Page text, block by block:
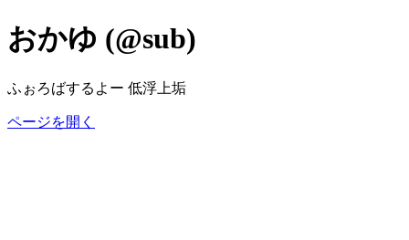
おかゆ (@sub)
ふぉろばするよー 低浮上垢
ページを開く